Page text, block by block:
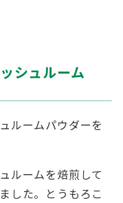
シュルーム
ルームパウダーを
ルームを焙煎して
した。とうもろこ